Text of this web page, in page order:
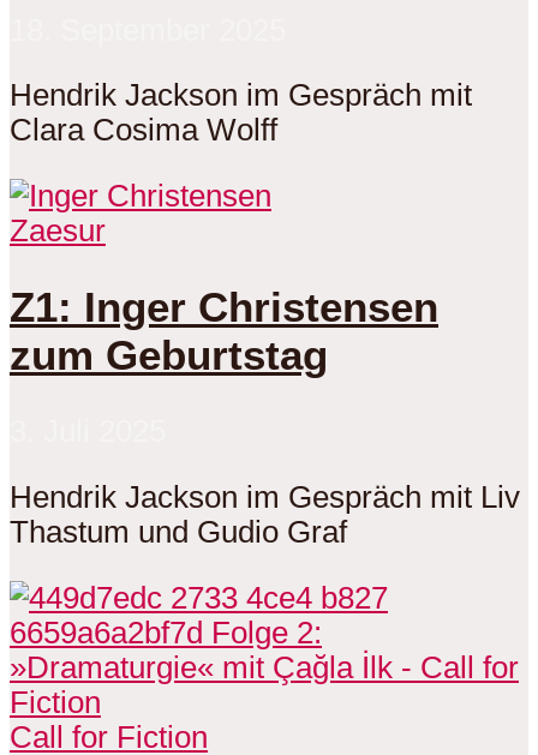
Hendrik Jackson im Gespräch mit
Clara Cosima Wolff
Zaesur
Z1: Inger Christensen
zum Geburtstag
Hendrik Jackson im Gespräch mit Liv
Thastum und Gudio Graf
Call for Fiction